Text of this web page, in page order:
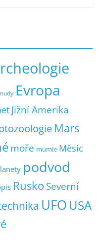
Evropa
Jižní Amerika
Mars
moře mumie Měsíc
podvod
Rusko Severní
UFO USA